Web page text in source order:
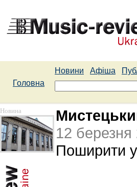
Новини Афіша
Головна
Новина
12
Поширити